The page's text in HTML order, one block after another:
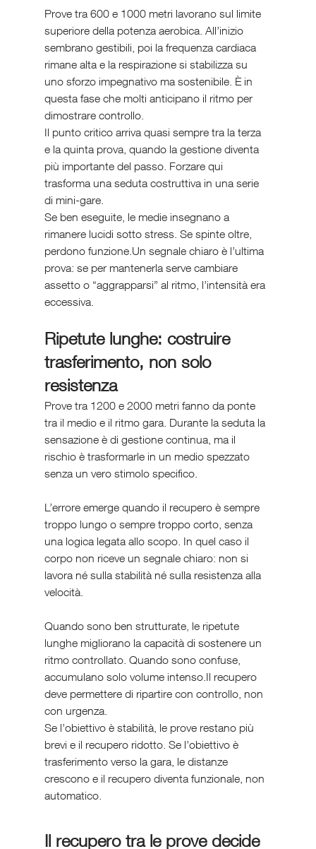
Prove tra 600 e 1000 metri lavorano sul limite
superiore della potenza aerobica. All’inizio
sembrano gestibili, poi la frequenza cardiaca
rimane alta e la respirazione si stabilizza su
uno sforzo impegnativo ma sostenibile. È in
questa fase che molti anticipano il ritmo per
dimostrare controllo.
Il punto critico arriva quasi sempre tra la terza
e la quinta prova, quando la gestione diventa
più importante del passo. Forzare qui
trasforma una seduta costruttiva in una serie
di mini-gare.
Se ben eseguite, le medie insegnano a
rimanere lucidi sotto stress. Se spinte oltre,
perdono funzione.Un segnale chiaro è l’ultima
prova: se per mantenerla serve cambiare
assetto o “aggrapparsi” al ritmo, l’intensità era
eccessiva.
Ripetute lunghe: costruire
trasferimento, non solo
resistenza
Prove tra 1200 e 2000 metri fanno da ponte
tra il medio e il ritmo gara. Durante la seduta la
sensazione è di gestione continua, ma il
rischio è trasformarle in un medio spezzato
senza un vero stimolo specifico.
L’errore emerge quando il recupero è sempre
troppo lungo o sempre troppo corto, senza
una logica legata allo scopo. In quel caso il
corpo non riceve un segnale chiaro: non si
lavora né sulla stabilità né sulla resistenza alla
velocità.
Quando sono ben strutturate, le ripetute
lunghe migliorano la capacità di sostenere un
ritmo controllato. Quando sono confuse,
accumulano solo volume intenso.Il recupero
deve permettere di ripartire con controllo, non
con urgenza.
Se l’obiettivo è stabilità, le prove restano più
brevi e il recupero ridotto. Se l’obiettivo è
trasferimento verso la gara, le distanze
crescono e il recupero diventa funzionale, non
automatico.
Il recupero tra le prove decide